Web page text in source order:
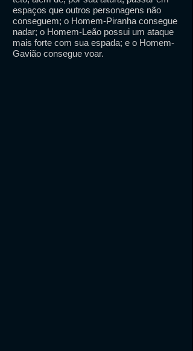
espaços que outros personagens não
conseguem; o Homem-Piranha consegue
nadar; o Homem-Leão possui um ataque
mais forte com sua espada; e o Homem-
Gavião consegue voar.